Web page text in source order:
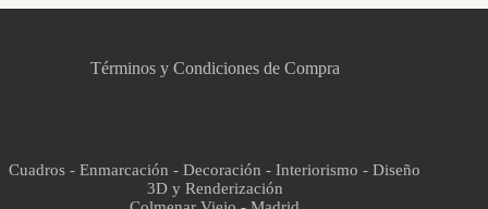
Términos y Condiciones de Compra
Cuadros - Enmarcación - Decoración - Interiorismo - Diseño
3D y Renderización
Asistente virtual · En línea